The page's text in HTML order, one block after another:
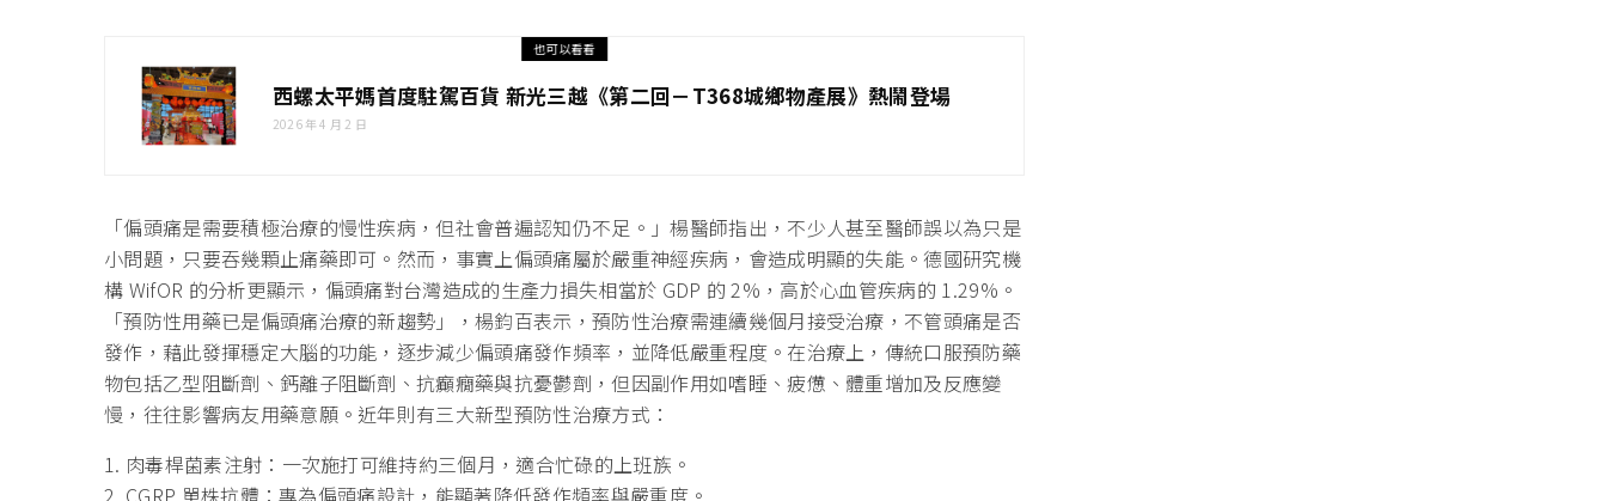
也可以看看
西螺太平媽首度駐駕百貨 新光三越《第二回－T368城鄉物產展》熱鬧登場
2026 年 4 月 2 日
「偏頭痛是需要積極治療的慢性疾病，但社會普遍認知仍不足。」楊醫師指出，不少人甚至醫師誤以為只是
小問題，只要吞幾顆止痛藥即可。然而，事實上偏頭痛屬於嚴重神經疾病，會造成明顯的失能。德國研究機
構 WifOR 的分析更顯示，偏頭痛對台灣造成的生產力損失相當於 GDP 的 2%，高於心血管疾病的 1.29%。
「預防性用藥已是偏頭痛治療的新趨勢」，楊鈞百表示，預防性治療需連續幾個月接受治療，不管頭痛是否
發作，藉此發揮穩定大腦的功能，逐步減少偏頭痛發作頻率，並降低嚴重程度。在治療上，傳統口服預防藥
物包括乙型阻斷劑、鈣離子阻斷劑、抗癲癇藥與抗憂鬱劑，但因副作用如嗜睡、疲憊、體重增加及反應變
慢，往往影響病友用藥意願。近年則有三大新型預防性治療方式：
1. 肉毒桿菌素注射：一次施打可維持約三個月，適合忙碌的上班族。
2. CGRP 單株抗體：專為偏頭痛設計，能顯著降低發作頻率與嚴重度。